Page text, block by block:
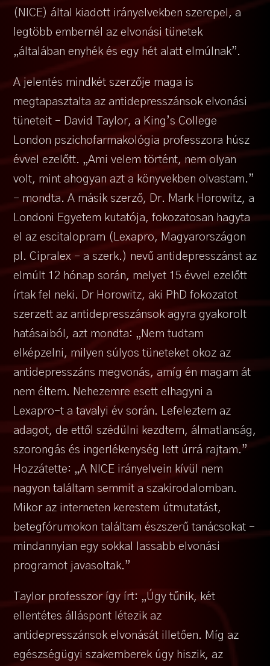
(NICE) által kiadott irányelvekben szerepel, a
legtöbb embernél az elvonási tünetek
„általában enyhék és egy hét alatt elmúlnak”.
A jelentés mindkét szerzője maga is
megtapasztalta az antidepresszánsok elvonási
tüneteit – David Taylor, a King’s College
London pszichofarmakológia professzora húsz
évvel ezelőtt. „Ami velem történt, nem olyan
volt, mint ahogyan azt a könyvekben olvastam.”
– mondta. A másik szerző, Dr. Mark Horowitz, a
Londoni Egyetem kutatója, fokozatosan hagyta
el az escitalopram (Lexapro, Magyarországon
pl. Cipralex – a szerk.) nevű antidepresszánst az
elmúlt 12 hónap során, melyet 15 évvel ezelőtt
írtak fel neki. Dr Horowitz, aki PhD fokozatot
szerzett az antidepresszánsok agyra gyakorolt
hatásaiból, azt mondta: „Nem tudtam
elképzelni, milyen súlyos tüneteket okoz az
antidepresszáns megvonás, amíg én magam át
nem éltem. Nehezemre esett elhagyni a
Lexapro-t a tavalyi év során. Lefeleztem az
adagot, de ettől szédülni kezdtem, álmatlanság,
szorongás és ingerlékenység lett úrrá rajtam.”
Hozzátette: „A NICE irányelvein kívül nem
nagyon találtam semmit a szakirodalomban.
Mikor az interneten kerestem útmutatást,
betegfórumokon találtam észszerű tanácsokat –
mindannyian egy sokkal lassabb elvonási
programot javasoltak.”
Taylor professzor így írt: „Úgy tűnik, két
ellentétes álláspont létezik az
antidepresszánsok elvonását illetően. Míg az
egészségügyi szakemberek úgy hiszik, az